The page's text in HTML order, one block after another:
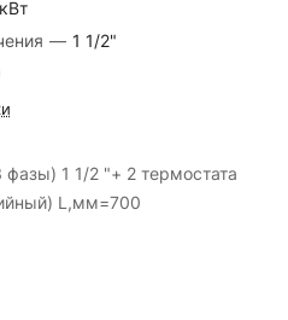
— 1 1/2"
1 1/2 "+ 2 термостата
L,мм=700